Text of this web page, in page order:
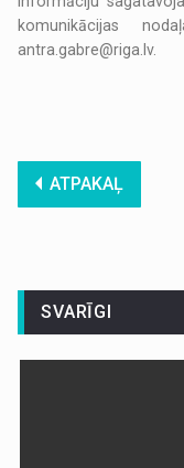
komunikācijas
antra.gabre@riga.lv.
ATPAKAĻ
SVARĪGI